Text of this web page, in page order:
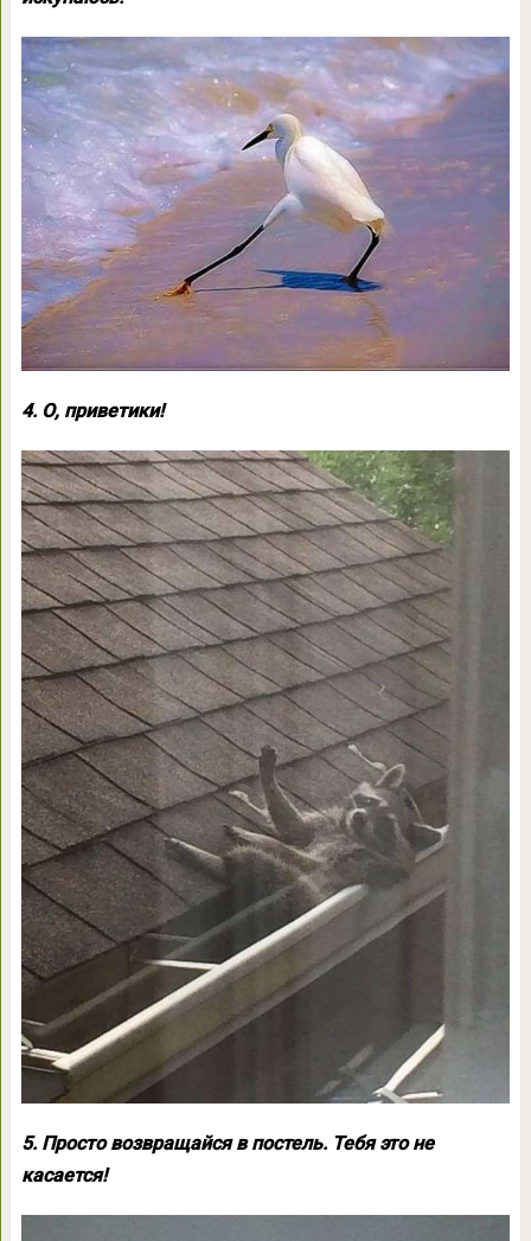
4. О, приветики!
5. Просто возвращайся в постель. Тебя это не
касается!